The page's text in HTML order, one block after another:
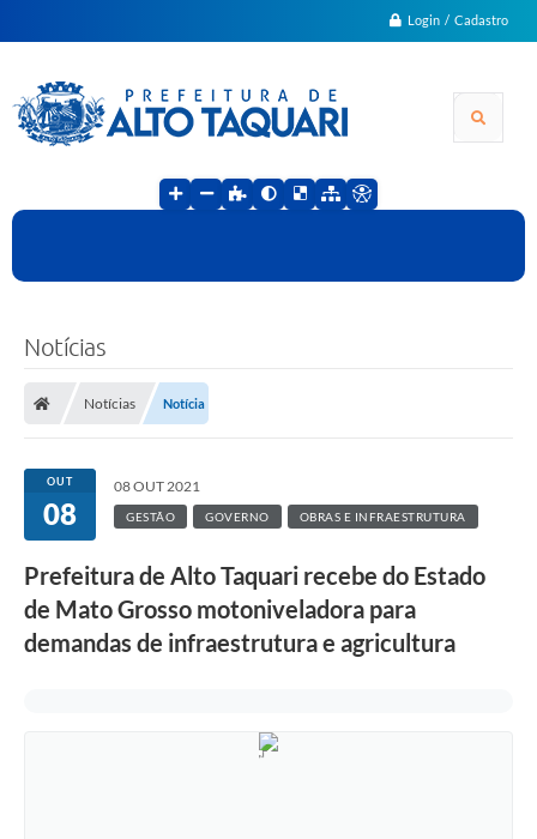
Login / Cadastro
Notícias
Notícias Notícia
OUT
08
08 OUT 2021
GESTÃO GOVERNO OBRAS E INFRAESTRUTURA
Prefeitura de Alto Taquari recebe do Estado
de Mato Grosso motoniveladora para
demandas de infraestrutura e agricultura